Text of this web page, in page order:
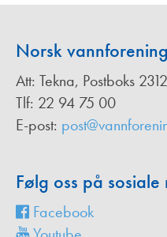
Norsk
Att: Tekna, Postboks
Tlf: 22 94 75 00
E-post:
Følg oss på sosiale
Facebook